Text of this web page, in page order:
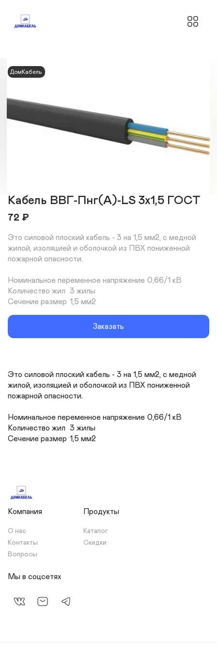
ДомКабель
Кабель ВВГ-Пнг(А)-LS 3х1,5 ГОСТ
72 ₽
Это силовой плоский кабель - 3 на 1,5 мм2, с медной
жилой, изоляцией и оболочкой из ПВХ пониженной
пожарной опасности.
Номинальное переменное напряжение	0,66/1 кВ
Количество жил	3 жилы
Сечение размер	1,5 мм2
Заказать
Это силовой плоский кабель - 3 на 1,5 мм2, с медной
жилой, изоляцией и оболочкой из ПВХ пониженной
пожарной опасности.
Номинальное переменное напряжение	0,66/1 кВ
Количество жил	3 жилы
Сечение размер	1,5 мм2
Компания
О нас
Контакты
Вопросы
Продукты
Каталог
Скидки
Мы в соцсетях